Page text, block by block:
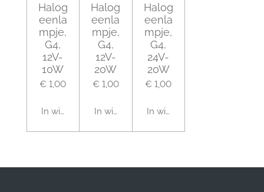
Halog
eenla
mpje,
G4,
12V-
10W
€ 1,00
In winkelwagen
Halog
eenla
mpje,
G4,
12V-
20W
€ 1,00
In winkelwagen
Halog
eenla
mpje,
G4,
24V-
20W
€ 1,00
In winkelwagen